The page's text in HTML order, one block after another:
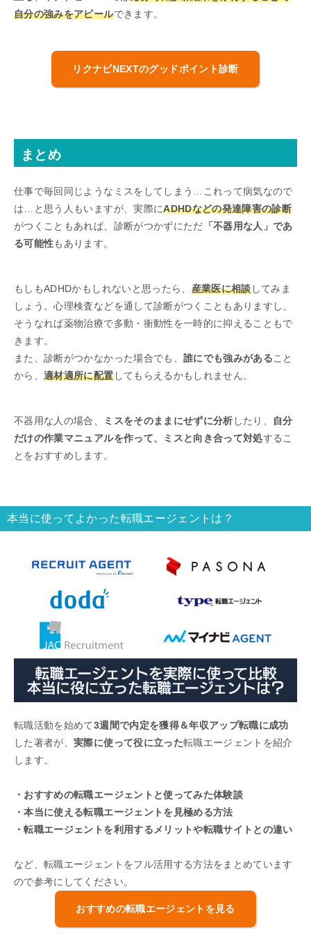
自分の強みをアピールできます。
リクナビNEXTのグッドポイント診断
まとめ
仕事で毎回同じようなミスをしてしまう…これって病気なので
は…と思う人もいますが、実際にADHDなどの発達障害の診断
がつくこともあれば、診断がつかずにただ 「不器用な人」であ
る可能性もあります。
もしもADHDかもしれないと思ったら、 産業医に相談してみま
しょう。心理検査などを通して診断がつくこともありますし、
そうなれば薬物治療で多動・衝動性を一時的に抑えることもで
きます。
また、診断がつかなかった場合でも、 誰にでも強みがあること
から、適材適所に配置してもらえるかもしれません。
不器用な人の場合、 ミスをそのままにせずに分析 したり、
自分
だけの作業マニュアルを作って、ミスと向き合って対処するこ
とをおすすめします。
本当に使ってよかった転職エージェントは？
転職活動を始めて3週間で内定を獲得＆年収アップ転職に成功
した著者が、実際に使って役に立った転職エージェントを紹介
します。
・おすすめの転職エージェントと使ってみた体験談
・本当に使える転職エージェントを見極める方法
・転職エージェントを利用するメリットや転職サイトとの違い
など、転職エージェントをフル活用する方法をまとめています
ので参考にしてください。
おすすめの転職エージェントを見る